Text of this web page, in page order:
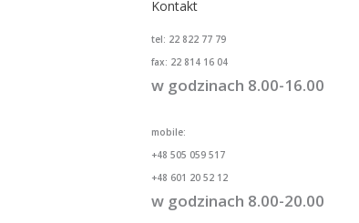
Kontakt
tel: 22 822 77 79
fax: 22 814 16 04
w godzinach 8.00-16.00
mobile:
+48 505 059 517
+48 601 20 52 12
w godzinach 8.00-20.00